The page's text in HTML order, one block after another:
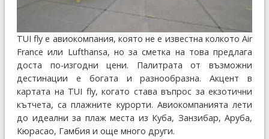
TUI fly е авиокомпания, която не е известна колкото Air
France или Lufthansa, но за сметка на това предлага
доста по-изгодни цени. Палитрата от възможни
дестинации е богата и разнообразна. Акцент в
картата на TUI fly, когато става въпрос за екзотични
кътчета, са плажните курорти. Авиокомпанията лети
до идеални за плаж места из Куба, Занзибар, Аруба,
Кюрасао, Гамбия и още много други.